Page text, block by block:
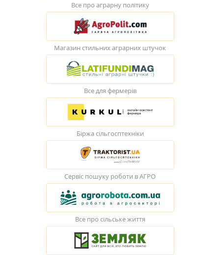
Все про аграрну політику
Магазин стильних аграрних штучок
Все для фермерів
Біржа сільгосптехніки
Сервіс пошуку роботи в АГРО
Все про сільське життя